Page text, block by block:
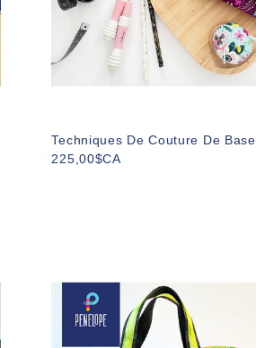
Techniques De Couture De Base
225,00$CA